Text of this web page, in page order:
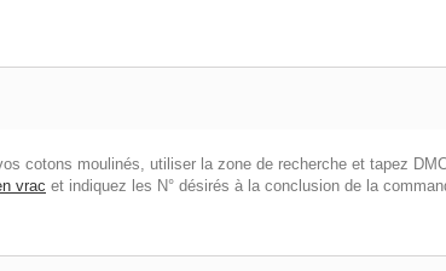
cotons moulinés, utiliser la zone de recherche et tapez
vrac et indiquez les N° désirés à la conclusion de la